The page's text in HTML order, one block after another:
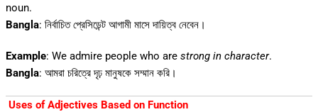
noun.
Bangla: নির্বাচিত প্রেসিডেন্ট আগামী মাসে দায়িত্ব নেবেন।
Example: We admire people who are strong in character.
Bangla: আমরা চরিত্রে দৃঢ় মানুষকে সম্মান করি।
Uses of Adjectives Based on Function